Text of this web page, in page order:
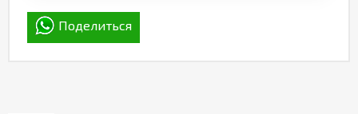
Поделиться